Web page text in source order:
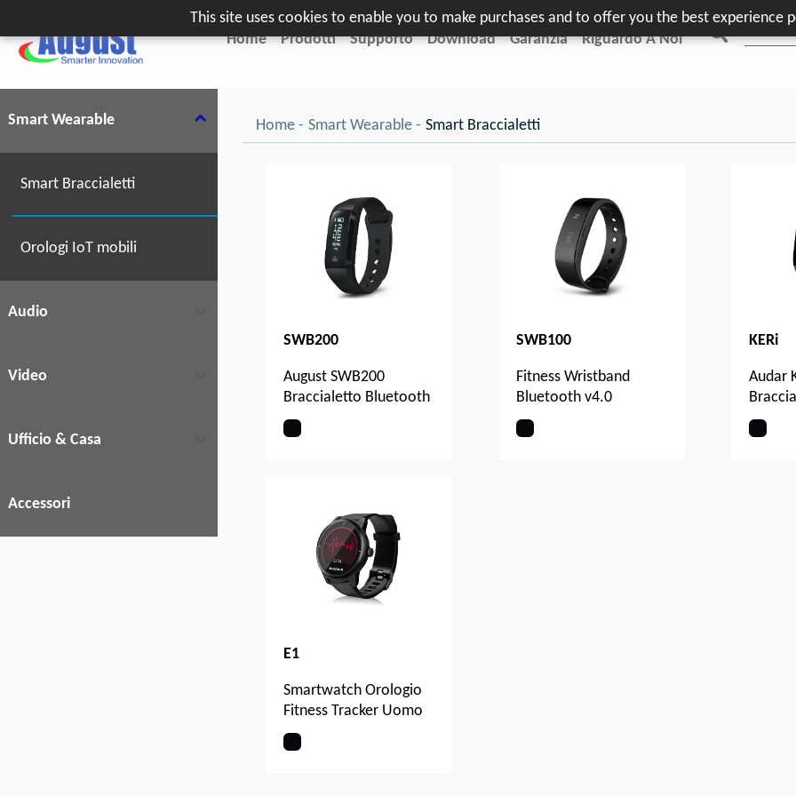
This site uses cookies to enable you to make purchases and to offer you the best experience
Home
Prodotti Supporto Download Garanzia Riguardo A Noi
Smart Wearable
Smart Braccialetti
Orologi IoT mobili
Audio
Video
Ufficio & Casa
Accessori
Home Smart Wearable Smart Braccialetti
SWB200
August SWB200
Braccialetto Bluetooth
– Smartband per
Monitoraggio attività
Avvisi e Sveglia;
Compatibile con
Android e iOS
SWB100
Fitness Wristband
Bluetooth v4.0
KERi
Audar
Activity
E1
Smartwatch Orologio
Fitness Tracker Uomo
Donna | August E1|
ECG PPG Smartband